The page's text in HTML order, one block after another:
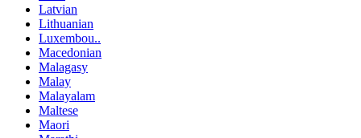
Latvian
Lithuanian
Luxembou..
Macedonian
Malagasy
Malay
Malayalam
Maltese
Maori